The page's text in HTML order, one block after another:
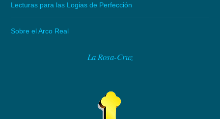
Lecturas para las Logias de Perfección
Sobre el Arco Real
La Rosa-Cruz